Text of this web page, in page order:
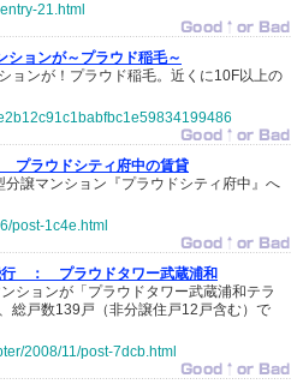
21.html
ションが～プラウド稲毛～
ョンが！プラウド稲毛。近くに10F以上の
プラウドシティ府中の賃貸
譲マンション『プラウドシティ府中』へ
post-1c4e.html
行 ：
プラウドタワー武蔵浦和
ションが「プラウドタワー武蔵浦和テラ
総戸数139戸（非分譲住戸12戸含む）で
2008/11/post-7dcb.html